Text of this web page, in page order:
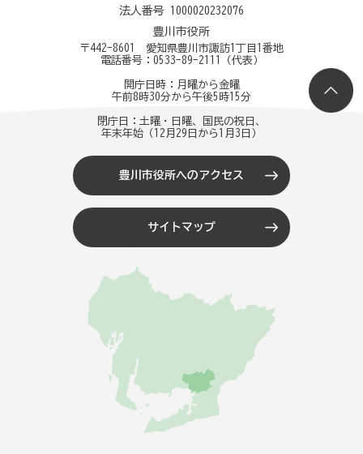
法人番号 1000020232076
豊川市役所
〒442-8601 愛知県豊川市諏訪1丁目1番地
電話番号： 0533-89-2111 （代表）
開庁日時：月曜から金曜
午前8時30分から午後5時15分
閉庁日：土曜・日曜、国民の祝日、
年末年始（12月29日から1月3日）
豊川市役所へのアクセス
サイトマップ